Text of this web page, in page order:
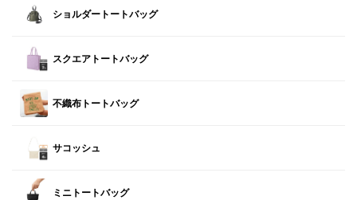
ショルダートートバッグ
スクエアトートバッグ
不織布トートバッグ
サコッシュ
ミニトートバッグ